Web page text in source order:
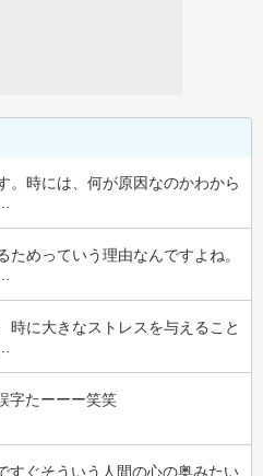
。時には、何が原因なのかわから
めっていう理由なんですよね。
時に大きなストレスを与えること
字たーーー笑笑
すぐそういう人間の心の奥みたい